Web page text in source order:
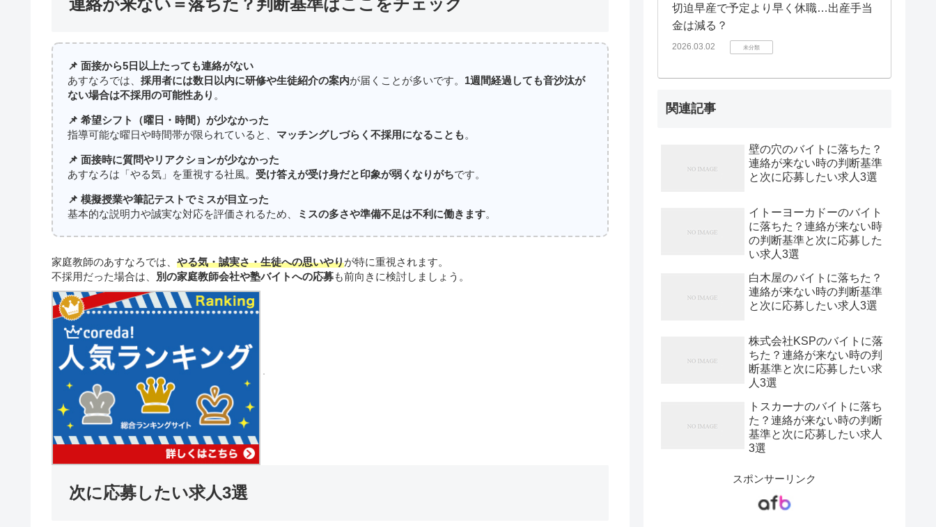
📌 面接から5日以上たっても連絡がない
あすなろでは、 採用者には数日以内に研修や生徒紹介の案内が届くことが多いです。 1週間経過しても音沙汰が
ない場合は不採用の可能性あり 。
📌 希望シフト（曜日・時間）が少なかった
指導可能な曜日や時間帯が限られていると、 マッチングしづらく不採用になることも。
📌 面接時に質問やリアクションが少なかった
あすなろは「やる気」を重視する社風。 受け答えが受け身だと印象が弱くなりがちです。
📌 模擬授業や筆記テストでミスが目立った
基本的な説明力や誠実な対応を評価されるため、
ミスの多さや準備不足は不利に働きます。
家庭教師のあすなろでは、 やる気・誠実さ・生徒への思いやりが特に重視されます。
不採用だった場合は、 別の家庭教師会社や塾バイトへの応募も前向きに検討しましょう。
次に応募したい求人3選
切迫早産で予定より早く休職…出産手当
金は減る？
2026.03.02 未分類
関連記事
壁の穴のバイトに落ちた？
連絡が来ない時の判断基準
と次に応募したい求人3選
イトーヨーカドーのバイト
に落ちた？連絡が来ない時
の判断基準と次に応募した
い求人3選
白木屋のバイトに落ちた？
連絡が来ない時の判断基準
と次に応募したい求人3選
株式会社KSPのバイトに落
ちた？連絡が来ない時の判
断基準と次に応募したい求
人3選
トスカーナのバイトに落ち
た？連絡が来ない時の判断
基準と次に応募したい求人
3選
スポンサーリンク